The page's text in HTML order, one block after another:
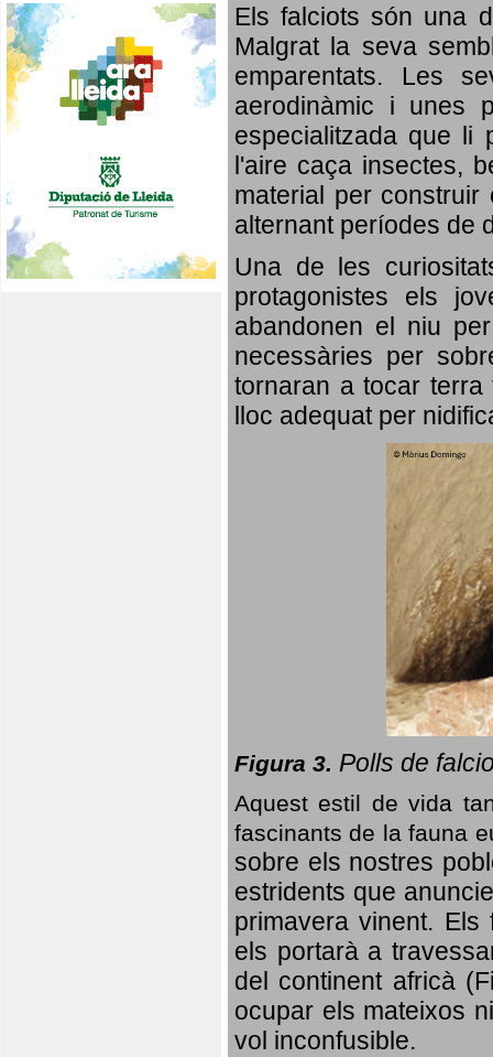
Els falciots són una
Malgrat la seva
emparentats. Les
aerodinàmic i unes
especialitzada que li
l'aire caça insectes,
material per
alternant períodes de
Una de les
protagonistes els
abandonen el niu
necessàries per
tornaran a tocar
lloc adequat per
Figura 3. Polls de
Aquest estil de vida
fascinants de la fauna
sobre els nostres
estridents que
primavera vinent. Els
els portarà a
del continent africà
ocupar els mateixos
vol inconfusible.